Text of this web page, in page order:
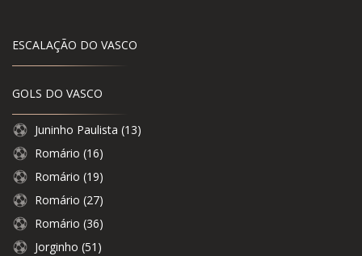
ESCALAÇÃO DO VASCO
GOLS DO VASCO
Juninho Paulista (13)
Romário (16)
Romário (19)
Romário (27)
Romário (36)
Jorginho (51)